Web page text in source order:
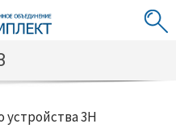
устройства 3H